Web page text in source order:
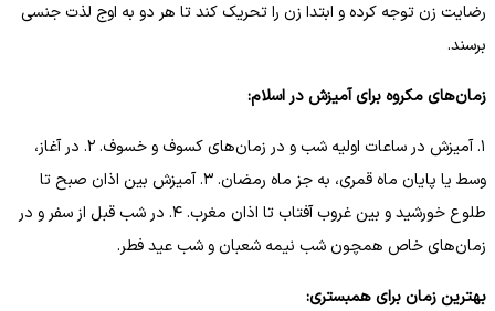
رضایت زن توجه کرده و ابتدا زن را تحریک کند تا هر دو به اوج لذت جنسی
برسند.
زمان‌های مکروه برای آمیزش در اسلام:
۱. آمیزش در ساعات اولیه شب و در زمان‌های کسوف و خسوف. ۲. در آغاز،
وسط یا پایان ماه قمری، به جز ماه رمضان. ۳. آمیزش بین اذان صبح تا
طلوع خورشید و بین غروب آفتاب تا اذان مغرب. ۴. در شب قبل از سفر و در
زمان‌های خاص همچون شب نیمه شعبان و شب عید فطر.
بهترین زمان برای همبستری: